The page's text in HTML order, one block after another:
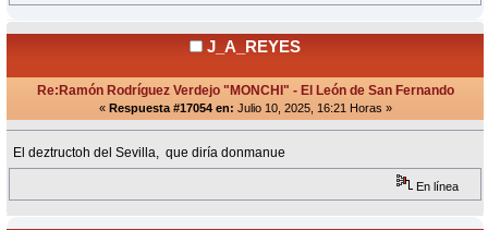
J_A_REYES
Re:Ramón Rodríguez Verdejo "MONCHI" - El León de San Fernando
« Respuesta #17054 en: Julio 10, 2025, 16:21 Horas »
El deztructoh del Sevilla, que diría donmanue
En línea